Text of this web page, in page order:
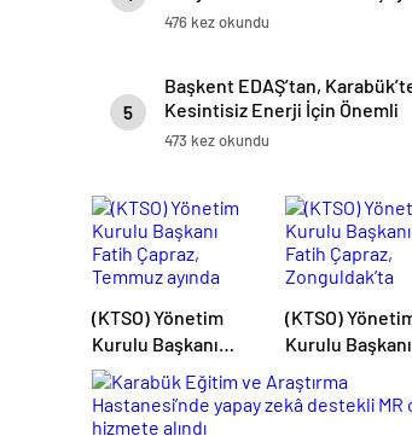
476 kez okundu
5
Başkent EDAŞ’tan,
Kesintisiz Enerji İçin Önemli
Yatırım
473 kez okundu
(KTSO) Yönetim
Kurulu Başkanı
Fatih Çapraz,
Temmuz ayında
yürütülen
(KTSO)
Kurulu Başkanı
Zonguldak’ta